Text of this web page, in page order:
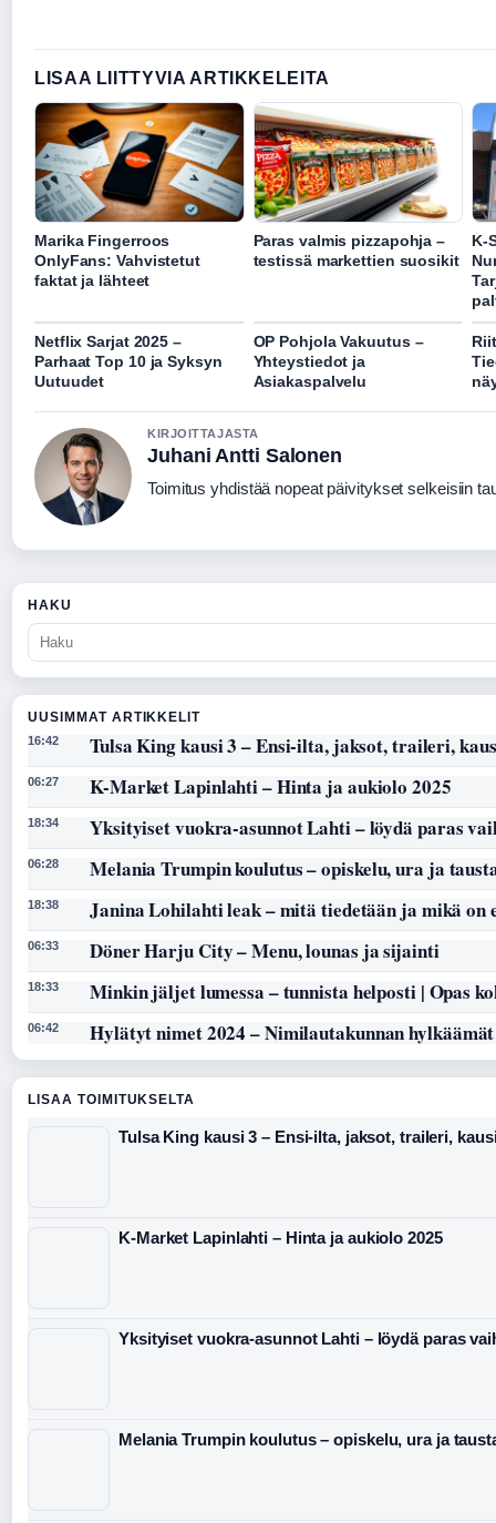
LISAA LIITTYVIA ARTIKKELEITA
Marika Fingerroos
OnlyFans: Vahvistetut
faktat ja lähteet
Paras valmis pizzapohja –
testissä markettien suosikit
K-
Netflix Sarjat 2025 –
Parhaat Top 10 ja Syksyn
Uutuudet
OP Pohjola Vakuutus –
Yhteystiedot ja
Asiakaspalvelu
KIRJOITTAJASTA
Juhani Antti Salonen
Toimitus yhdistää nopeat päivitykset selkeisiin
HAKU
UUSIMMAT ARTIKKELIT
16:42 Tulsa King kausi 3 – Ensi-ilta, jaksot, traileri,
06:27 K-Market Lapinlahti – Hinta ja aukiolo 2025
18:34 Yksityiset vuokra-asunnot Lahti – löydä paras
06:28 Melania Trumpin koulutus – opiskelu, ura ja
18:38 Janina Lohilahti leak – mitä tiedetään ja mikä on
06:33 Döner Harju City – Menu, lounas ja sijainti
18:33 Minkin jäljet lumessa – tunnista helposti | Opas
06:42 Hylätyt nimet 2024 – Nimilautakunnan
LISAA TOIMITUKSELTA
Tulsa King kausi 3 – Ensi-ilta, jaksot, traileri,
K-Market Lapinlahti – Hinta ja aukiolo 2025
Yksityiset vuokra-asunnot Lahti – löydä paras
Melania Trumpin koulutus – opiskelu, ura ja